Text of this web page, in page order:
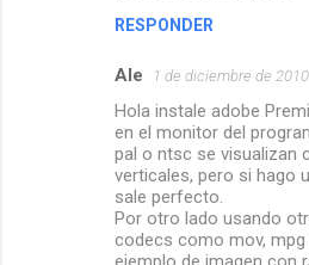
RESPONDER
Ale 1 de diciembre de
Hola instale adobe
en el monitor del
pal o ntsc se visualizan
verticales, pero si hago
sale perfecto.
Por otro lado usando
codecs como mov,